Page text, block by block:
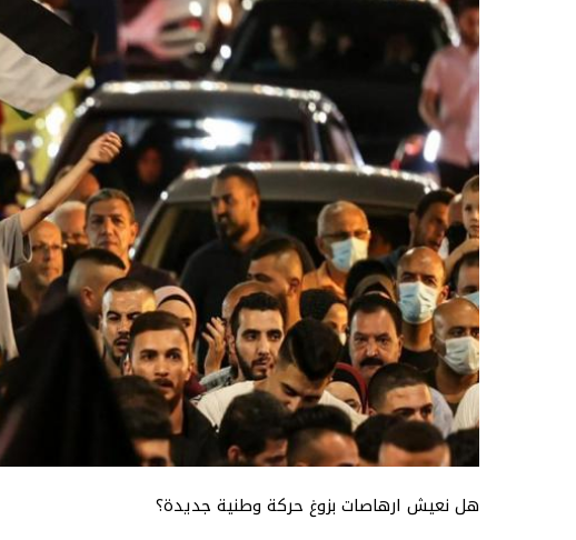
هل نعيش ارهاصات بزوغ حركة وطنية جديدة؟